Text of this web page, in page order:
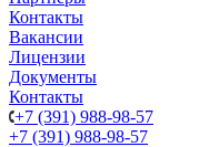
Контакты
Вакансии
Лицензии
Документы
Контакты
+7 (391) 988-98-57
+7 (391) 988-98-57